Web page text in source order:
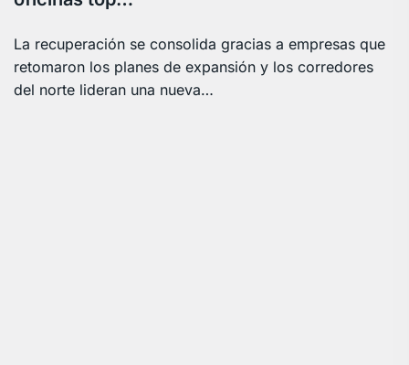
La recuperación se consolida gracias a empresas que
retomaron los planes de expansión y los corredores
del norte lideran una nueva…